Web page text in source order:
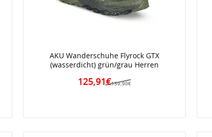
AKU Wanderschuhe Flyrock GTX
(wasserdicht) grün/grau Herren
139,90€
125,91€